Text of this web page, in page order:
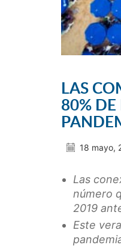
LAS
80% DE
18 mayo,
Las
número
2019
Este